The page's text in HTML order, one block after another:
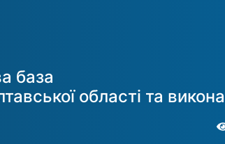
база
області та